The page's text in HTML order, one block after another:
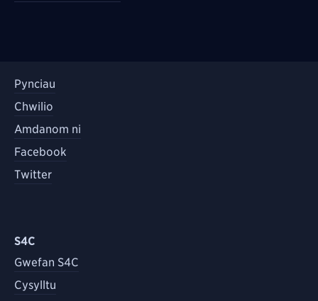
Pynciau
Chwilio
Amdanom ni
Facebook
Twitter
S4C
Gwefan S4C
Cysylltu